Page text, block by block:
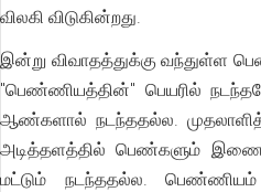
விலகி விடுகின்றது.
இன்று விவாதத்துக்கு வந்துள்ள
"பெண்ணியத்தின்" பெயரில்
ஆண்களால் நடந்ததல்ல.
அடித்தளத்தில் பெண்களும்
மட்டும் நடந்ததல்ல.